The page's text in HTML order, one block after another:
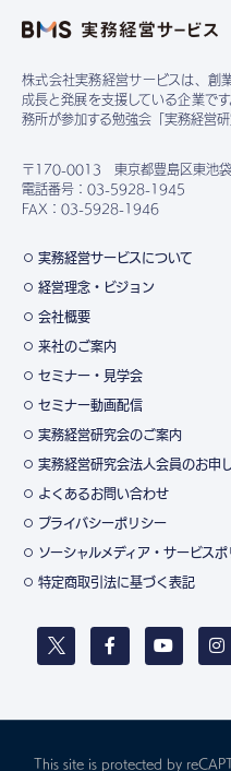
株式会社実務経営サービスは、創
成長と発展を支援している企業で
務所が参加する勉強会「実務経営研
〒170-0013 東京都豊島区東池
電話番号：03-5928-1945
FAX：03-5928-1946
実務経営サービスについて
経営理念・ビジョン
会社概要
来社のご案内
セミナー・見学会
セミナー動画配信
実務経営研究会のご案内
実務経営研究会法人会員のお申
よくあるお問い合わせ
プライバシーポリシー
ソーシャルメディア・サービス
特定商取引法に基づく表記
This site is protected by